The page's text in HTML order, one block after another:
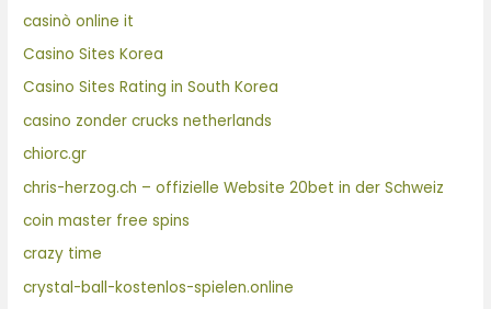
casinò online it
Casino Sites Korea
Casino Sites Rating in South Korea
casino zonder crucks netherlands
chiorc.gr
chris-herzog.ch – offizielle Website 20bet in der Schweiz
coin master free spins
crazy time
crystal-ball-kostenlos-spielen.online